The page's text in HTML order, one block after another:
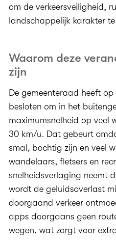
om de verkeersveiligheid,
landschappelijk karakter
Waarom deze
zijn
De gemeenteraad heeft
besloten om in het
maximumsnelheid op veel
30 km/u. Dat gebeurt
smal, bochtig zijn en veel
wandelaars, fietsers en
snelheidsverlaging neemt
wordt de geluidsoverlast
doorgaand verkeer
apps doorgaans geen
wegen, wat zorgt voor